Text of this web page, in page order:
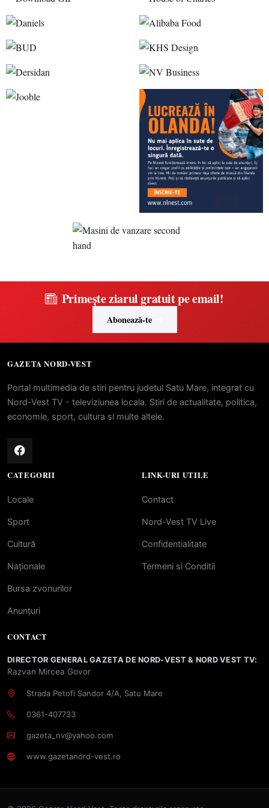
Primește ziarul gratuit pe email!
Abonează-te
GAZETA NORD-VEST
Portal multimedia de stiri pentru judetul Satu Mare, integrat cu
Nord-Vest TV - televiziunea locala. Stiri de actualitate, politica,
economie, sport, cultura si multe altele.
CATEGORII
Locale
Sport
Cultură
Naționale
Bursa zvonurilor
Anunțuri
LINK-URI UTILE
Contact
Nord-Vest TV Live
Confidentialitate
Termeni si Conditii
CONTACT
DIRECTOR GENERAL GAZETA DE NORD-VEST & NORD VEST TV:
Razvan Mircea Govor
Strada Petofi Sandor 4/A, Satu Mare
0361-407733
gazeta_nv@yahoo.com
www.gazetanord-vest.ro